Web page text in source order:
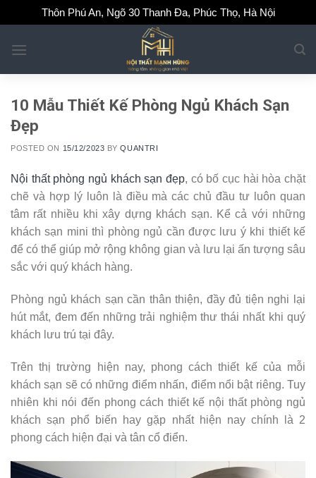
to
content
Thôn Phú An, Ngõ 30 Thanh Đa, Phúc Thọ, Hà Nội
10 Mẫu Thiết Kế Phòng Ngủ Khách Sạn
Đẹp
POSTED ON 15/12/2023 BYQUANTRI
Nội thất phòng ngủ khách sạn đẹp, có bố cục hài hòa chặt
chẽ và hợp lý luôn là điều mà các chủ đầu tư luôn quan
tâm rất nhiều khi xây dựng khách sạn. Kể cả với những
khách sạn mini thì phòng ngủ cần được lưu ý khi thiết kế
để có thể giúp mở rộng không gian và lưu lại ấn tượng sâu
sắc với quý khách hàng.
Phòng ngủ khách sạn cần thân thiện, đầy đủ tiện nghi lại
hút mắt, đem đến những trải nghiệm thư thái nhất khi quý
khách lưu trú tại đây.
Trên thị trường hiện nay, phong cách thiết kế của mỗi
khách sạn sẽ có những điểm nhấn, điểm nổi bật riêng. Tuy
nhiên khi nói đến phong cách thiết kế nội thất phòng ngủ
khách sạn phổ biến hay gặp nhất hiện nay chính là 2
phong cách hiện đại và tân cổ điển.